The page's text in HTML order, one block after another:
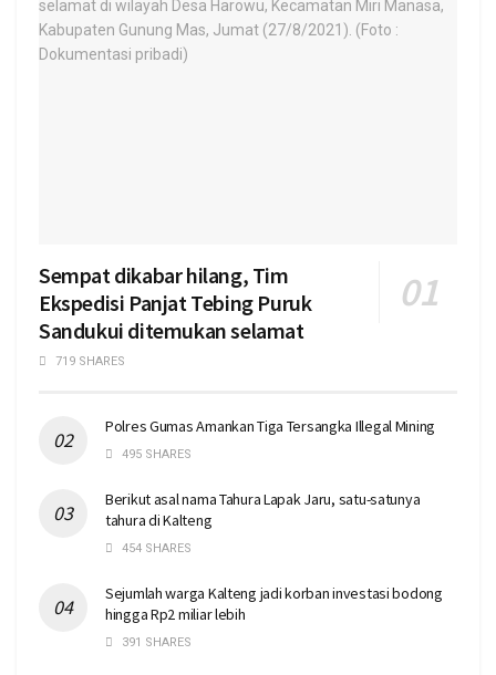
Sempat dikabar hilang, Tim
Ekspedisi Panjat Tebing Puruk
Sandukui ditemukan selamat
719 SHARES
Polres Gumas Amankan Tiga Tersangka Illegal Mining
495 SHARES
Berikut asal nama Tahura Lapak Jaru, satu-satunya
tahura di Kalteng
454 SHARES
Sejumlah warga Kalteng jadi korban investasi bodong
hingga Rp2 miliar lebih
391 SHARES